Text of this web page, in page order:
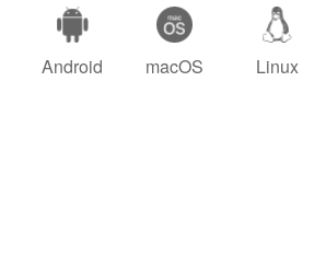
Android macOS Linux